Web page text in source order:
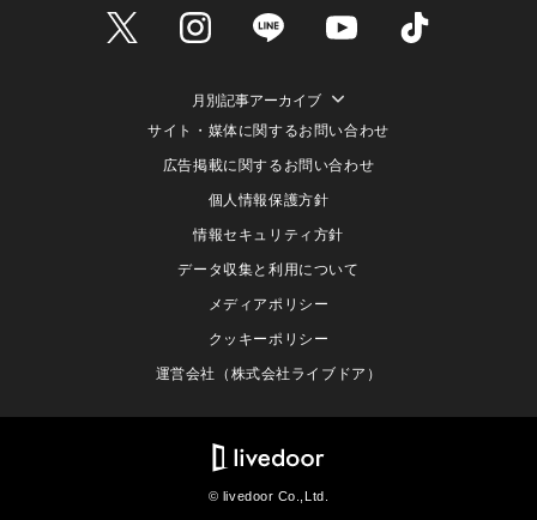
月別記事アーカイブ
サイト・媒体に関するお問い合わせ
広告掲載に関するお問い合わせ
個人情報保護方針
情報セキュリティ方針
データ収集と利用について
メディアポリシー
クッキーポリシー
運営会社（株式会社ライブドア）
© livedoor Co.,Ltd.